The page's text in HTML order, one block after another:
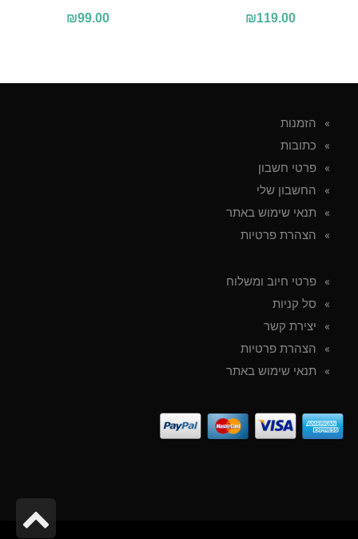
₪99.00 ₪119.00
הזמנות
כתובות
פרטי חשבון
החשבון שלי
תנאי שימוש באתר
הצהרת פרטיות
פרטי חיוב ומשלוח
סל קניות
יצירת קשר
הצהרת פרטיות
תנאי שימוש באתר